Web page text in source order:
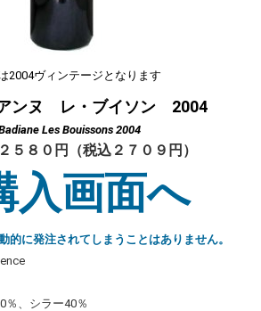
2004ヴィンテージとなります
ンヌ レ・ブイソン 2004
Les Bouissons 2004
８０円（税込２７０９円）
入画面へ
的に発注されてしまうことはありません。
、シラー40％